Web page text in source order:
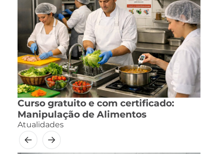
Curso gratuito e com certificado:
Manipulação de Alimentos
Atualidades